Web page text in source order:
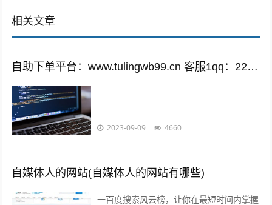
相关文章
自助下单平台：www.tulingwb99.cn 客服1qq：2221028208 客服2qq：2221028208
2023-09-09 4660
自媒体人的网站(自媒体人的网站有哪些)
一百度搜索风云榜，让你在最短时间内掌握